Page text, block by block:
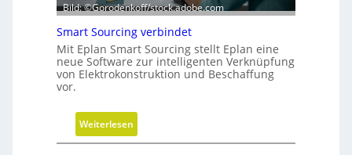
V
e
r
e
i
f
a
c
Bild: ©Gorodenkoff/stock.adobe.com
Smart Sourcing verbindet
Mit Eplan Smart Sourcing stellt Eplan eine
neue Software zur intelligenten Verknüpfung
von Elektrokonstruktion und Beschaffung
vor.
Weiterlesen:
S